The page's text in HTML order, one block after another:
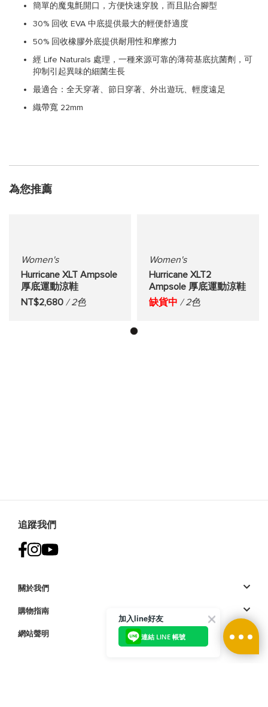
簡單的魔鬼氈開口，方便快速穿脫，而且貼合腳型
30% 回收 EVA 中底提供最大的輕便舒適度
50% 回收橡膠外底提供耐用性和摩擦力
經 Life Naturals 處理，一種來源可靠的薄荷基底抗菌劑，可
抑制引起異味的細菌生長
最適合：全天穿著、節日穿著、外出遊玩、輕度遠足
織帶寬 22mm
為您推薦
Women's
Hurricane XLT Ampsole
厚底運動涼鞋
NT$2,680 / 2色
Women's
Hurricane XLT2
Ampsole 厚底運動涼鞋
缺貨中 / 2色
追蹤我們
關於我們
購物指南
網站聲明
加入line好友
連結 LINE 帳號